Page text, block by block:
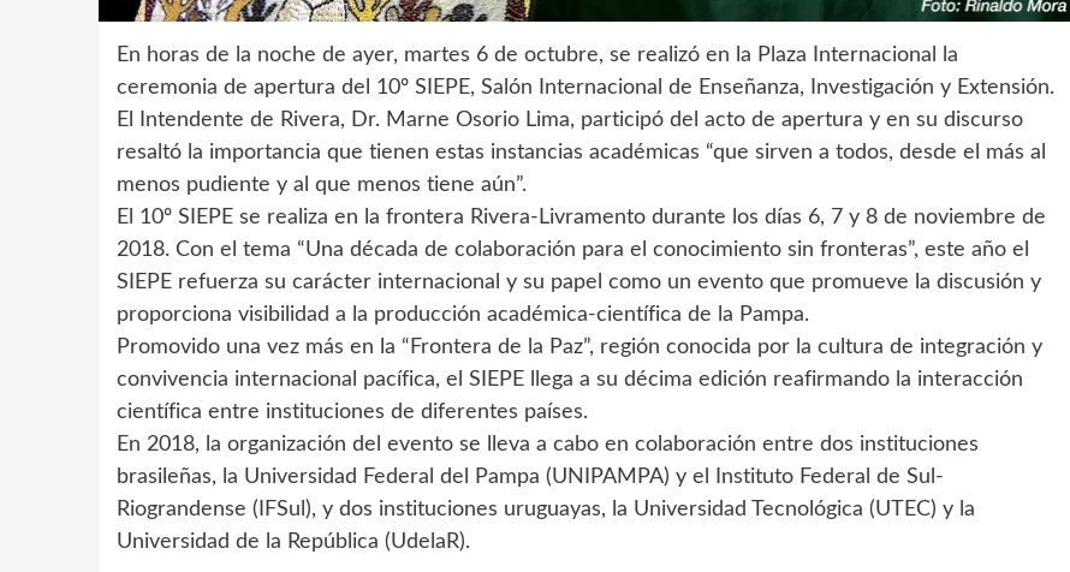
En horas de la noche de ayer, martes 6 de octubre, se realizó en la Plaza Internacional la
ceremonia de apertura del 10º SIEPE, Salón Internacional de Enseñanza, Investigación y Extensión.
El Intendente de Rivera, Dr. Marne Osorio Lima, participó del acto de apertura y en su discurso
resaltó la importancia que tienen estas instancias académicas “que sirven a todos, desde el más al
menos pudiente y al que menos tiene aún”.
El 10º SIEPE se realiza en la frontera Rivera-Livramento durante los días 6, 7 y 8 de noviembre de
2018. Con el tema “Una década de colaboración para el conocimiento sin fronteras”, este año el
SIEPE refuerza su carácter internacional y su papel como un evento que promueve la discusión y
proporciona visibilidad a la producción académica-científica de la Pampa.
Promovido una vez más en la “Frontera de la Paz”, región conocida por la cultura de integración y
convivencia internacional pacífica, el SIEPE llega a su décima edición reafirmando la interacción
científica entre instituciones de diferentes países.
En 2018, la organización del evento se lleva a cabo en colaboración entre dos instituciones
brasileñas, la Universidad Federal del Pampa (UNIPAMPA) y el Instituto Federal de Sul-
Riograndense (IFSul), y dos instituciones uruguayas, la Universidad Tecnológica (UTEC) y la
Universidad de la República (UdelaR).